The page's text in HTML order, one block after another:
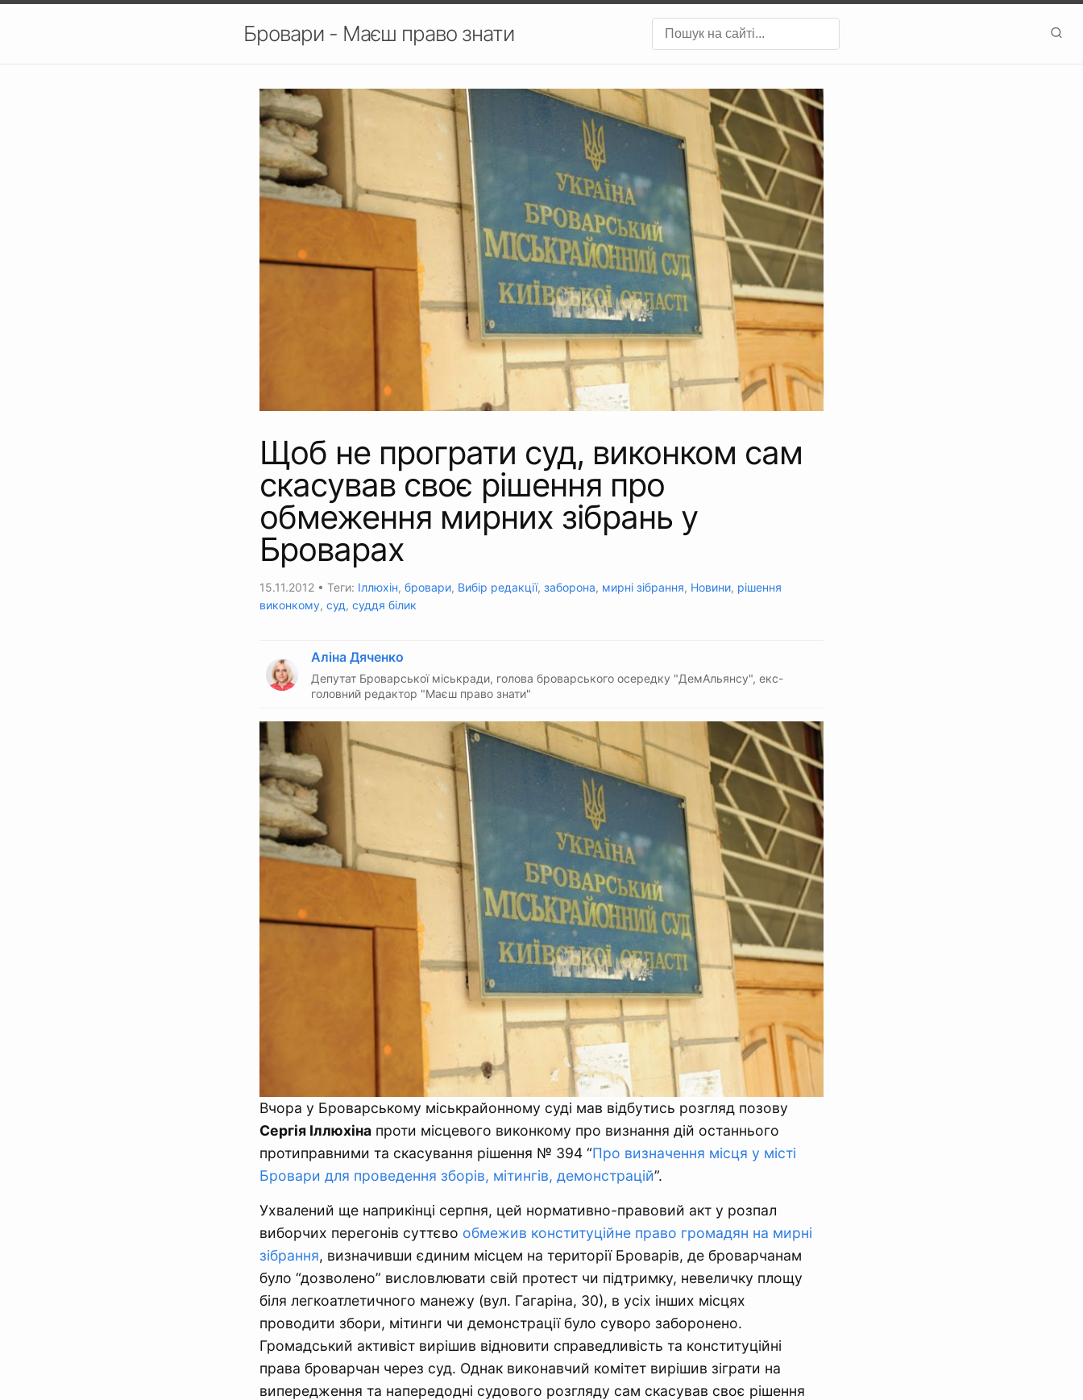
Бровари - Маєш право знати
Щоб не програти суд, виконком сам
скасував своє рішення про
обмеження мирних зібрань у
Броварах
15.11.2012 • Теги: Іллюхін, бровари, Вибір редакції, заборона, мирні зібрання, Новини, рішення
виконкому, суд, суддя білик
Аліна Дяченко
Депутат Броварської міськради, голова броварського осередку "ДемАльянсу", екс-
головний редактор "Маєш право знати"
Вчора у Броварському міськрайонному суді мав відбутись розгляд позову
Сергія Іллюхіна проти місцевого виконкому про визнання дій останнього
протиправними та скасування рішення № 394 “Про визначення місця у місті
Бровари для проведення зборів, мітингів, демонстрацій”.
Ухвалений ще наприкінці серпня, цей нормативно-правовий акт у розпал
виборчих перегонів суттєво обмежив конституційне право громадян на мирні
зібрання, визначивши єдиним місцем на території Броварів, де броварчанам
було “дозволено” висловлювати свій протест чи підтримку, невеличку площу
біля легкоатлетичного манежу (вул. Гагаріна, 30), в усіх інших місцях
проводити збори, мітинги чи демонстрації було суворо заборонено.
Громадський активіст вирішив відновити справедливість та конституційні
права броварчан через суд. Однак виконавчий комітет вирішив зіграти на
випередження та напередодні судового розгляду сам скасував своє рішення